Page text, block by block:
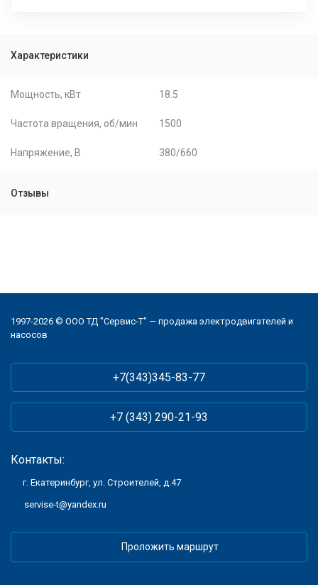
Характеристики
Мощность, кВт 18.5
Частота вращения, об/мин 1500
Напряжение, В 380/660
Отзывы
1997-2026 © ООО ТД "Сервис-Т" — продажа электродвигателей и
насосов
+7(343)345-83-77
+7 (343) 290-21-93
Контакты:
г. Екатеринбург, ул. Строителей, д.47
servise-t@yandex.ru
Проложить маршрут